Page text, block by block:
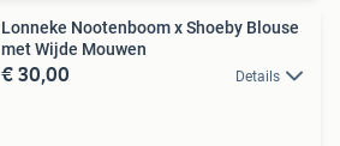
Lonneke Nootenboom x Shoeby Blouse
met Wijde Mouwen
€ 30,00 Details